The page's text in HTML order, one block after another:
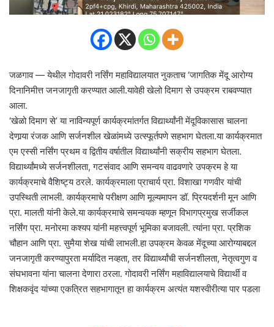
जळगाव — येथील गोदावरी नर्सिंग महाविद्यालयात नुकताच ‘जागतिक मेंदू आरोग्य
दिनानिमीत्त जनजागृती करण्यात आली.यावेही खेलो दिमाग से उपक्रम राबवण्यात
आला.
‘खेळो दिमाग से’ या नाविन्यपूर्ण कार्यक्रमांतर्गत विद्यार्थ्यांनी मेंदूविकासास चालना
देणार्‍या रंजक आणि सर्जनशील खेळांमध्ये उत्स्फूर्तपणे सहभाग घेतला.या कार्यक्रमात
एम एस्सी नर्सिंग प्रथम व द्वितीय वर्षातील विद्यार्थ्यांनी सक्रीय सहभाग घेतला.
विद्यार्थ्यांमध्ये सर्जनशीलता, गटसंवाद आणि समन्वय वाढवणारे उपक्रम हे या
कार्यक्रमाचे वैशिष्ट्य ठरले. कार्यक्रमाला प्राचार्य प्रा. विशाखा गणवीर यांची
उपस्थिती लाभली. कार्यक्रमाचे परीक्षण आणि मूल्यमापन डॉ. प्रियदर्शनी मून आणि
प्रा. मालती यांनी केले.या कार्यक्रमाचे समन्वयक म्हणून विभागप्रमुख सर्जीकल
नर्सिंग प्रा. मनोरमा कश्यप यांनी महत्त्वपूर्ण भूमिका बजावली. त्यांना प्रा. प्रशिक
चौहान आणि प्रा. सुमैया शेख यांची लाभली.हा उपक्रम केवळ मेंदूच्या आरोग्याबद्दल
जनजागृती करण्यापुरता मर्यादित नव्हता, तर विद्यार्थ्यांची सर्जनशीलता, नेतृत्वगुण व
संघभावना यांना चालना देणारा ठरला. गोदावरी नर्सिंग महाविद्यालयाचे विद्यार्थी व
शिक्षकवृंद यांच्या एकत्रित सहभागातून हा कार्यक्रम अत्यंत यशस्वीरीत्या पार पडला